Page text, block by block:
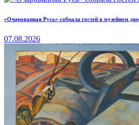
«Очарованная Русь» собрала гостей в музейном
07.08.2026